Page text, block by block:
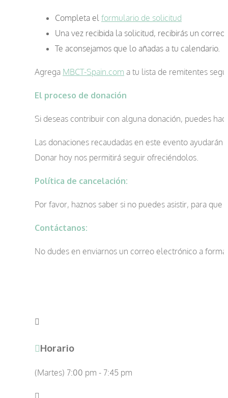
Completa el formulario de solicitud
Una vez recibida la solicitud, recibirás un
Te aconsejamos que lo añadas a tu calendario.
Agrega MBCT-Spain.com a tu lista de remitentes
El proceso de donación
Si deseas contribuir con alguna donación, puedes
Las donaciones recaudadas en este evento
Donar hoy nos permitirá seguir ofreciéndolos.
Política de cancelación:
Por favor, haznos saber si no puedes asistir, para
Contáctanos:
No dudes en enviarnos un correo electrónico a
Horario
(Martes) 7:00 pm - 7:45 pm